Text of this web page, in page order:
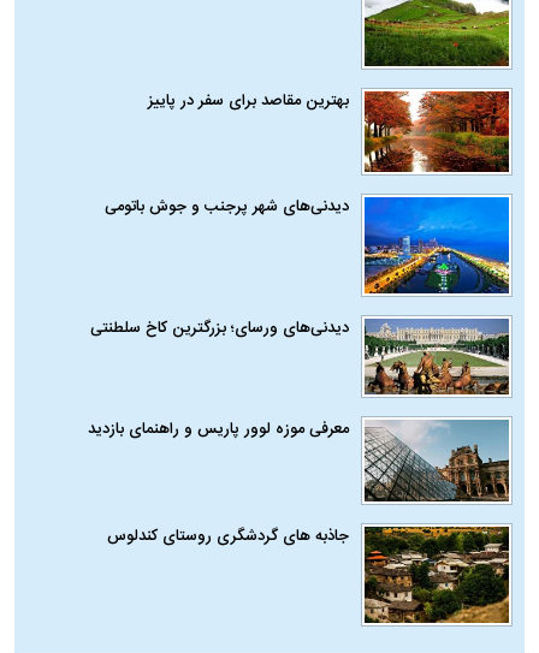
بهترین مقاصد برای سفر در پاییز
دیدنی‌های شهر پرجنب و جوش باتومی
دیدنی‌های ورسای؛ بزرگترین کاخ سلطنتی
معرفی موزه لوور پاریس و راهنمای بازدید
جاذبه های گردشگری روستای کندلوس